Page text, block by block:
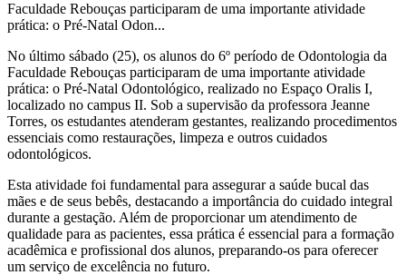
Faculdade Rebouças participaram de uma importante atividade
prática: o Pré-Natal Odon...
No último sábado (25), os alunos do 6º período de Odontologia da
Faculdade Rebouças participaram de uma importante atividade
prática: o Pré-Natal Odontológico, realizado no Espaço Oralis I,
localizado no campus II. Sob a supervisão da professora Jeanne
Torres, os estudantes atenderam gestantes, realizando procedimentos
essenciais como restaurações, limpeza e outros cuidados
odontológicos.
Esta atividade foi fundamental para assegurar a saúde bucal das
mães e de seus bebês, destacando a importância do cuidado integral
durante a gestação. Além de proporcionar um atendimento de
qualidade para as pacientes, essa prática é essencial para a formação
acadêmica e profissional dos alunos, preparando-os para oferecer
um serviço de excelência no futuro.